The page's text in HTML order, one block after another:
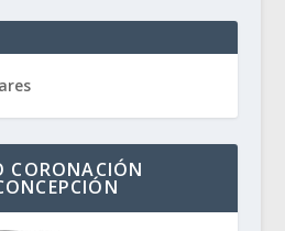
CORONACIÓN